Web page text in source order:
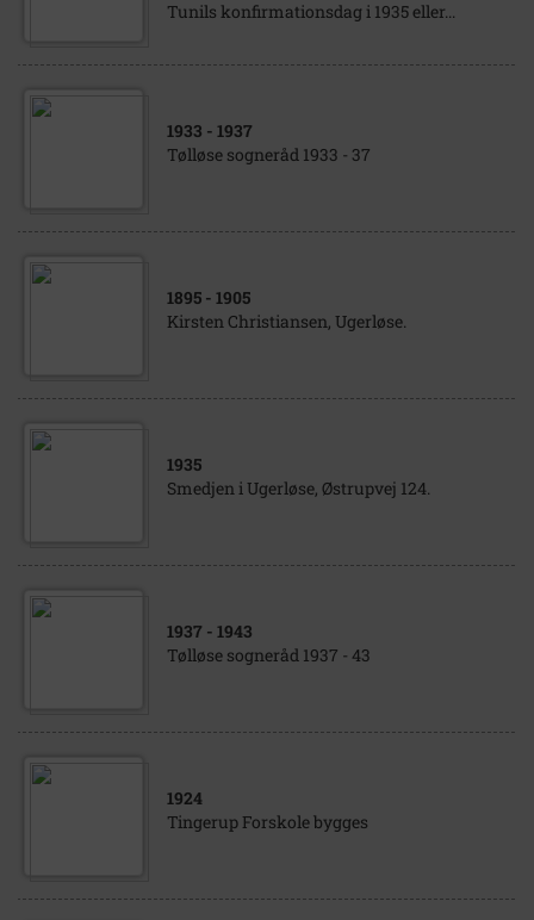
Tunils konfirmationsdag i 1935 eller...
1933 - 1937
Tølløse sogneråd 1933 - 37
1895 - 1905
Kirsten Christiansen, Ugerløse.
1935
Smedjen i Ugerløse, Østrupvej 124.
1937 - 1943
Tølløse sogneråd 1937 - 43
1924
Tingerup Forskole bygges